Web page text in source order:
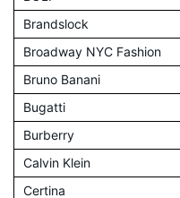
Brandslock
Broadway NYC Fashion
Bruno Banani
Bugatti
Burberry
Calvin Klein
Certina